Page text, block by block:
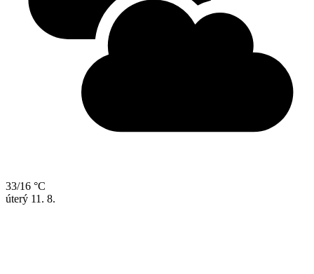
33/16 °C
úterý 11. 8.